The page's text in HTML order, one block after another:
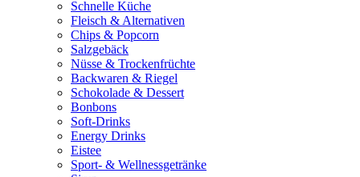
Schnelle Küche
Fleisch & Alternativen
Chips & Popcorn
Salzgebäck
Nüsse & Trockenfrüchte
Backwaren & Riegel
Schokolade & Dessert
Bonbons
Soft-Drinks
Energy Drinks
Eistee
Sport- & Wellnessgetränke